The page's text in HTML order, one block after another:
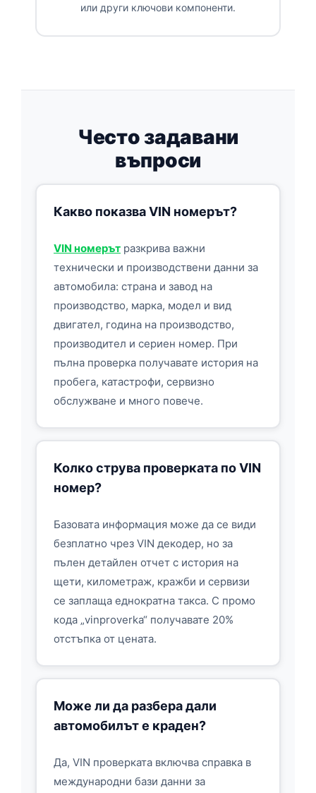
или други ключови компоненти.
Често задавани
въпроси
Какво показва VIN номерът?
VIN номерът разкрива важни
технически и производствени данни за
автомобила: страна и завод на
производство, марка, модел и вид
двигател, година на производство,
производител и сериен номер. При
пълна проверка получавате история на
пробега, катастрофи, сервизно
обслужване и много повече.
Колко струва проверката по VIN
номер?
Базовата информация може да се види
безплатно чрез VIN декодер, но за
пълен детайлен отчет с история на
щети, километраж, кражби и сервизи
се заплаща еднократна такса. С промо
кода „vinproverka“ получавате 20%
отстъпка от цената.
Може ли да разбера дали
автомобилът е краден?
Да, VIN проверката включва справка в
международни бази данни за